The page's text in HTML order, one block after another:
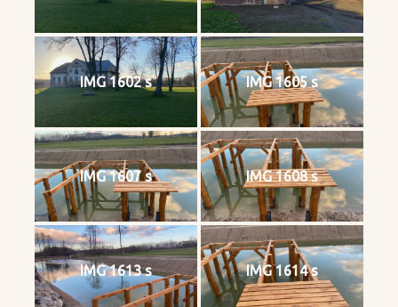
IMG 1602 s IMG 1605 s
IMG 1607 s IMG 1608 s
IMG 1613 s IMG 1614 s